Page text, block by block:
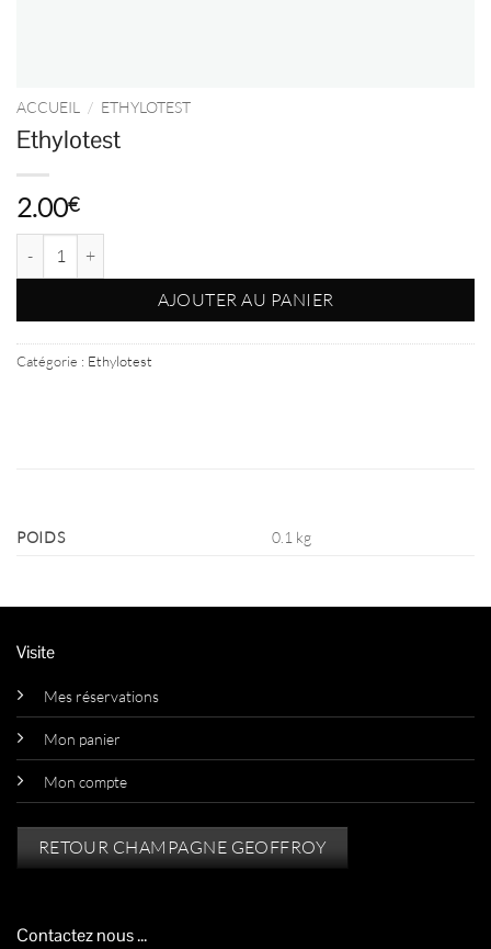
ACCUEIL / ETHYLOTEST
Ethylotest
2.00€
quantité de Ethylotest
AJOUTER AU PANIER
Catégorie : Ethylotest
POIDS 0.1 kg
Visite
Mes réservations
Mon panier
Mon compte
RETOUR CHAMPAGNE GEOFFROY
Contactez nous ...